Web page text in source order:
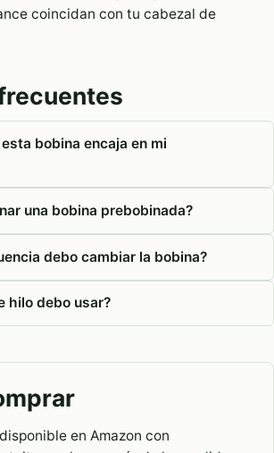
coincidan con tu cabezal de
bobina encaja en mi
una bobina prebobinada?
debo cambiar la bobina?
hilo debo usar?
en Amazon con